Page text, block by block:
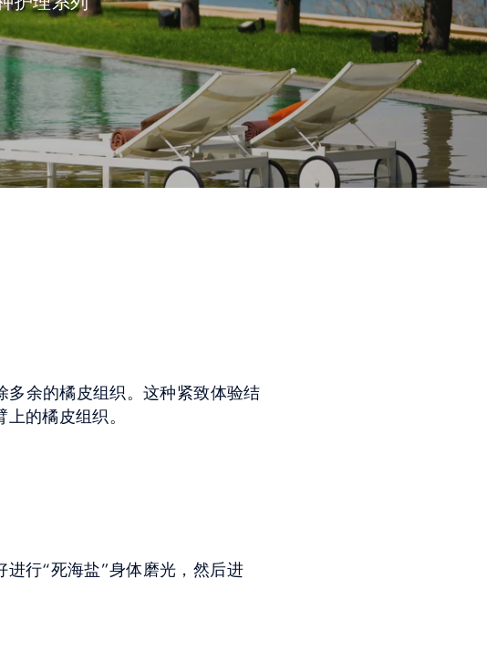
余的橘皮组织。这种紧致体验结
的橘皮组织。
行“死海盐”身体磨光，然后进